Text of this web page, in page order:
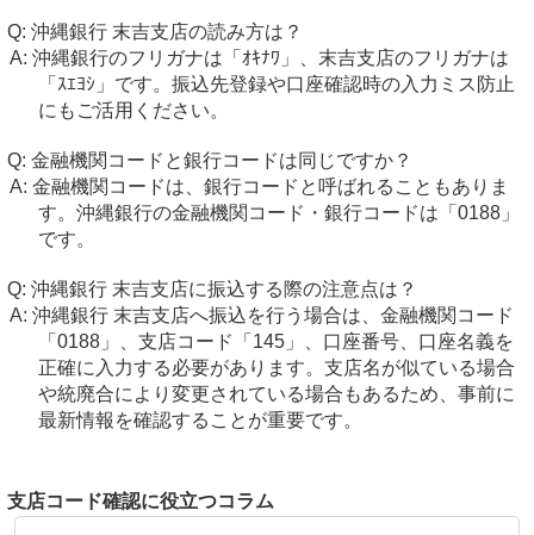
沖縄銀行 末吉支店の読み方は？
沖縄銀行のフリガナは「ｵｷﾅﾜ」、末吉支店のフリガナは
「ｽｴﾖｼ」です。振込先登録や口座確認時の入力ミス防止
にもご活用ください。
金融機関コードと銀行コードは同じですか？
金融機関コードは、銀行コードと呼ばれることもありま
す。沖縄銀行の金融機関コード・銀行コードは「0188」
です。
沖縄銀行 末吉支店に振込する際の注意点は？
沖縄銀行 末吉支店へ振込を行う場合は、金融機関コード
「0188」、支店コード「145」、口座番号、口座名義を
正確に入力する必要があります。支店名が似ている場合
や統廃合により変更されている場合もあるため、事前に
最新情報を確認することが重要です。
支店コード確認に役立つコラム